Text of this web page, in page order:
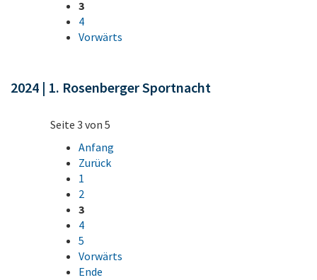
3
4
Vorwärts
2024 | 1. Rosenberger Sportnacht
Seite 3 von 5
Anfang
Zurück
1
2
3
4
5
Vorwärts
Ende